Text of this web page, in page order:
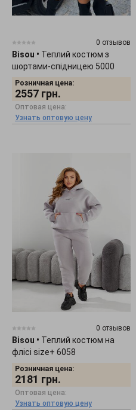
0 отзывов
Bisou • Теплий костюм з
шортами-спідницею 5000
Розничная цена:
2557 грн.
Оптовая цена:
Узнать оптовую цену
0 отзывов
Bisou • Теплий костюм на
флісі size+ 6058
Розничная цена:
2181 грн.
Оптовая цена:
Узнать оптовую цену